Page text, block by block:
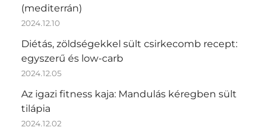
(mediterrán)
2024.12.10
Diétás, zöldségekkel sült csirkecomb recept:
egyszerű és low-carb
2024.12.05
Az igazi fitness kaja: Mandulás kéregben sült
tilápia
2024.12.02